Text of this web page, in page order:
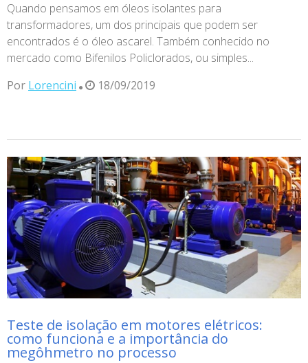
Quando pensamos em óleos isolantes para
transformadores, um dos principais que podem ser
encontrados é o óleo ascarel. Também conhecido no
mercado como Bifenilos Policlorados, ou simples...
Por Lorencini 18/09/2019
Teste de isolação em motores elétricos:
como funciona e a importância do
megôhmetro no processo